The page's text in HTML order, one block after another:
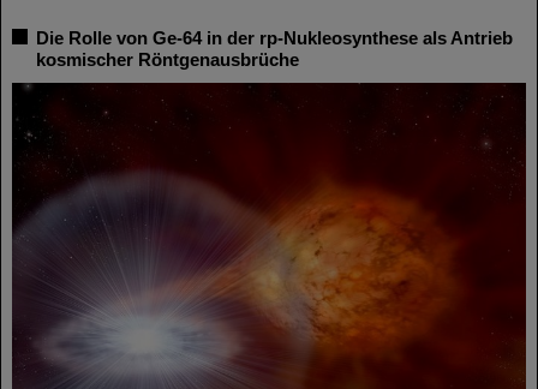
Die Rolle von Ge-64 in der rp-Nukleosynthese als Antrieb
kosmischer Röntgenausbrüche